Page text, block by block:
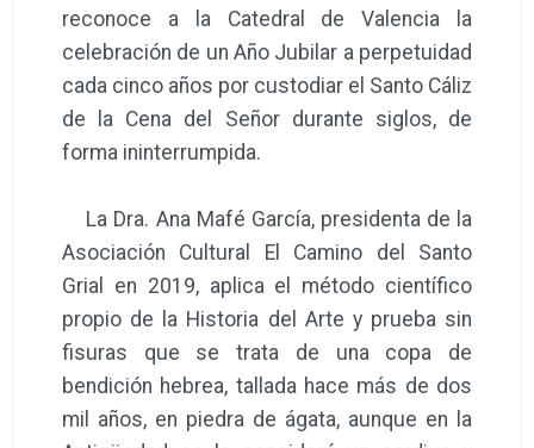
reconoce a la Catedral de Valencia la
celebración de un Año Jubilar a perpetuidad
cada cinco años por custodiar el Santo Cáliz
de la Cena del Señor durante siglos, de
forma ininterrumpida.
La Dra. Ana Mafé García, presidenta de la
Asociación Cultural El Camino del Santo
Grial en 2019, aplica el método científico
propio de la Historia del Arte y prueba sin
fisuras que se trata de una copa de
bendición hebrea, tallada hace más de dos
mil años, en piedra de ágata, aunque en la